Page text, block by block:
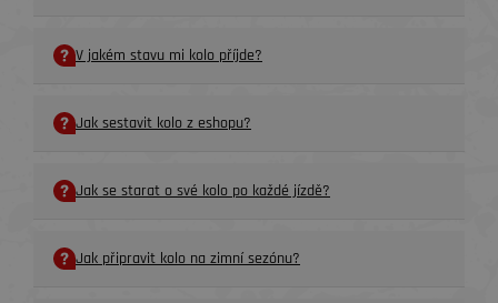
V jakém stavu mi kolo příjde?
Jak sestavit kolo z eshopu?
Jak se starat o své kolo po každé jízdě?
Jak připravit kolo na zimní sezónu?